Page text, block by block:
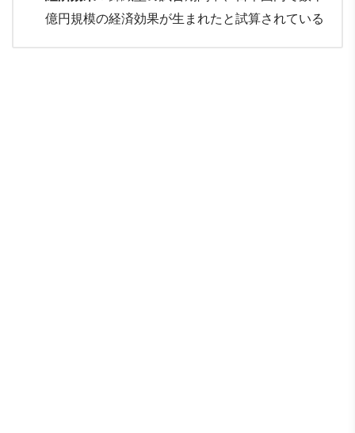
億円規模の経済効果が生まれたと試算されている